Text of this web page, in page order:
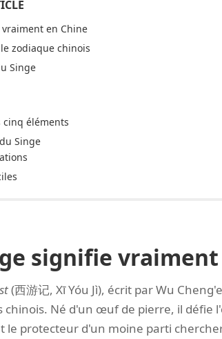
en Chine
zodiaque chinois
Singe
cinq éléments
Singe
signifie
(西游记, Xī Yóu Jì), écrit par Wu
chinois. Né d'un œuf de pierre, il défie
le protecteur d'un moine parti